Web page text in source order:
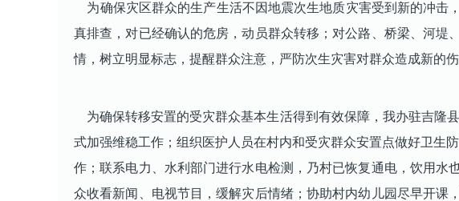
为确保灾区群众的生产生活不因地震次生地质灾害受到新的冲击
真排查，对已经确认的危房，动员群众转移；对公路、桥梁、河
情，树立明显标志，提醒群众注意，严防次生灾害对群众造成新的伤
为确保转移安置的受灾群众基本生活得到有效保障，我办驻吉隆
式加强维稳工作；组织医护人员在村内和受灾群众安置点做好卫生
作；联系电力、水利部门进行水电检测，乃村已恢复通电，饮用
众收看新闻、电视节目，缓解灾后情绪；协助村内幼儿园尽早开